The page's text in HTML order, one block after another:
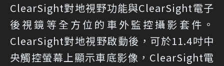
ClearSight對地視野功能與ClearSight電子
後視鏡等全方位的車外監控攝影套件。
ClearSight對地視野啟動後，可於11.4吋中
央觸控螢幕上顯示車底影像，ClearSight電